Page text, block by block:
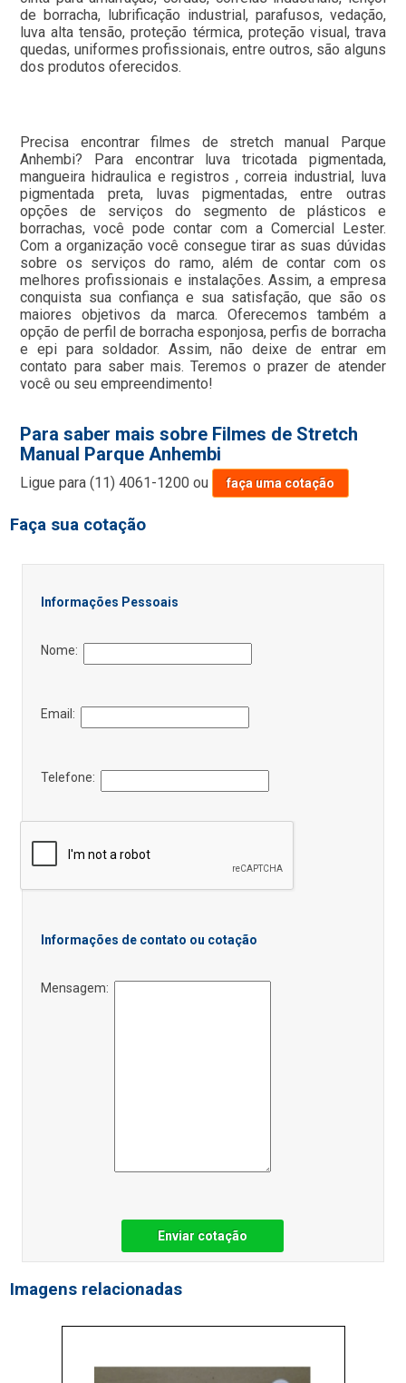
de borracha, lubrificação industrial, parafusos, vedação,
luva alta tensão, proteção térmica, proteção visual, trava
quedas, uniformes profissionais, entre outros, são alguns
dos produtos oferecidos.
Precisa encontrar filmes de stretch manual Parque
Anhembi? Para encontrar luva tricotada pigmentada,
mangueira hidraulica e registros , correia industrial, luva
pigmentada preta, luvas pigmentadas, entre outras
opções de serviços do segmento de plásticos e
borrachas, você pode contar com a Comercial Lester.
Com a organização você consegue tirar as suas dúvidas
sobre os serviços do ramo, além de contar com os
melhores profissionais e instalações. Assim, a empresa
conquista sua confiança e sua satisfação, que são os
maiores objetivos da marca. Oferecemos também a
opção de perfil de borracha esponjosa, perfis de borracha
e epi para soldador. Assim, não deixe de entrar em
contato para saber mais. Teremos o prazer de atender
você ou seu empreendimento!
Para saber mais sobre Filmes de Stretch
Manual Parque Anhembi
Ligue para(11) 4061-1200 ou faça uma cotação
Faça sua cotação
Informações Pessoais
Nome:
Email:
Telefone:
Informações de contato ou cotação
Mensagem:
Enviar cotação
Imagens relacionadas